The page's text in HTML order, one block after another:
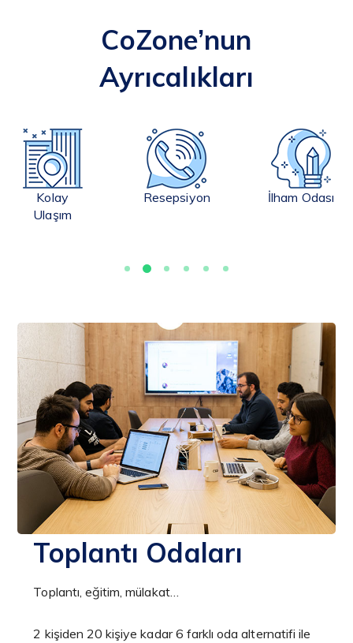
CoZone’nun
Ayrıcalıkları
Kolay
Ulaşım
Resepsiyon İlham Odası
Toplantı Odaları
Toplantı, eğitim, mülakat…
2 kişiden 20 kişiye kadar 6 farklı oda alternatifi ile